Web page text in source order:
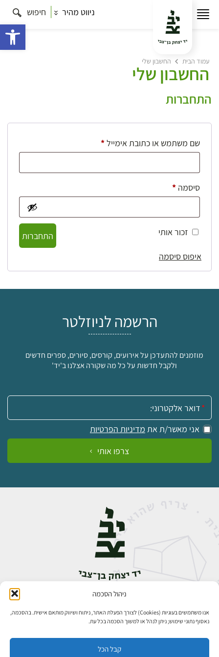
ניהול הסכמה
אנו משתמשים בעוגיות (Cookies) לצורך הפעלת האתר, ניתוח ושיווק מותאם אישית. בהסכמה,
נאסוף נתוני שימוש; ניתן לנהל או למשוך הסכמה בכל עת.
קבל הכל
ניווט מהיר חיפוש
עמוד הבית החשבון שלי
החשבון שלי
התחברות
שם משתמש או כתובת אימייל*חובה
סיסמה *חובה
זכור אותי
התחברות
איפוס סיסמה
הרשמה לניוזלטר
מוזמנים להתעדכן על אירועים, קורסים, סיורים, ספרים חדשים
ולקבל חדשות על כל מה שקורה אצלנו ב'יד'
אימייל:
אני מאשר/ת את מדיניות הפרטיות
צרפו אותי
אבן גבירול 14, רחביה, ירושלים